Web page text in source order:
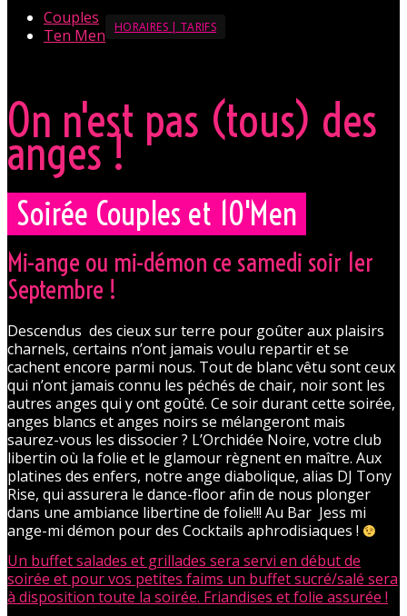
Couples
Ten Men
HORAIRES | TARIFS
On n'est pas (tous) des
anges !
Soirée Couples et 10'Men
Mi-ange ou mi-démon ce samedi soir 1er
Septembre !
Descendus des cieux sur terre pour goûter aux plaisirs
charnels, certains n’ont jamais voulu repartir et se
cachent encore parmi nous. Tout de blanc vêtu sont ceux
qui n’ont jamais connu les péchés de chair, noir sont les
autres anges qui y ont goûté. Ce soir durant cette soirée,
anges blancs et anges noirs se mélangeront mais
saurez-vous les dissocier ? L’Orchidée Noire, votre club
libertin où la folie et le glamour règnent en maître. Aux
platines des enfers, notre ange diabolique, alias DJ Tony
Rise, qui assurera le dance-floor afin de nous plonger
dans une ambiance libertine de folie!!! Au Bar Jess mi
ange-mi démon pour des Cocktails aphrodisiaques !
Un buffet salades et grillades sera servi en début de
soirée et pour vos petites faims un buffet sucré/salé sera
à disposition toute la soirée. Friandises et folie assurée !